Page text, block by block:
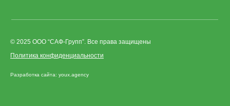
© 2025 ООО “САФ-Групп”. Все права защищены
Политика конфиденциальности
Разработка сайта: youx.agency